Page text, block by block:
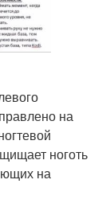
на
ноготь
на